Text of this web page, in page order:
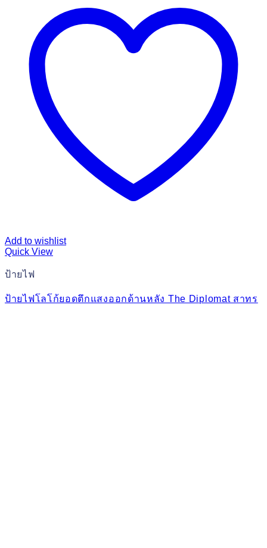
Add to wishlist
Quick View
ป้ายไฟ
ป้ายไฟโลโก้ยอดตึกแสงออกด้านหลัง The Diplomat สาทร